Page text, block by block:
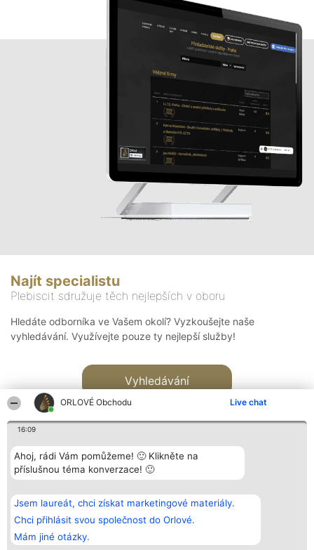
ORLOVÉ Obchodu Live chat
16:09
Ahoj, rádi Vám pomůžeme! 🙂 Klikněte na
příslušnou téma konverzace! 🙂
Jsem laureát, chci získat marketingové materiály.
Chci přihlásit svou společnost do Orlové.
Mám jiné otázky.
Najít specialistu
Plebiscit sdružuje těch nejlepších v oboru
Hledáte odborníka ve Vašem okolí? Vyzkoušejte naše
vyhledávání. Využívejte pouze ty nejlepší služby!
Vyhledávání
Bright Side Solutions sp. z o.
o. sp. k.
ul. Ruska 22
Wrocław 50-079
KRS 0000749100 | Regon
381313360 | NIP 8943132676
Vítězové
Seznam všech
laureátů
Zásady
Zásady
Kontakt